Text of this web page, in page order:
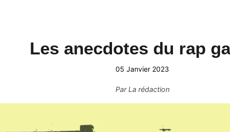
Les anecdotes du rap
05 Janvier 2023
ParLa rédaction